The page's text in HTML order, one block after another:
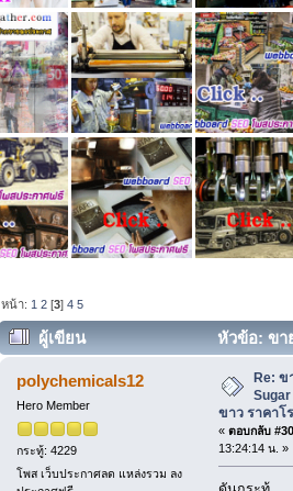
หน้า: 1 2 [3]4 5
ผู้เขียน
หัวข้อ: ขา
ขาว ราคาโรงงาน (อ่าน 220 ครั้ง)
polychemicals12
Hero Member
กระทู้: 4229
โพส เว็บประกาศลด แหล่งรวม ลง
Re: ข
ขาว ราคาโ
« ตอบกลับ
13:24:14 น. »